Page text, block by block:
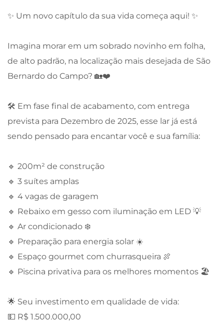
✨ Um novo capítulo da sua vida começa aqui! ✨
Imagina morar em um sobrado novinho em folha,
de alto padrão, na localização mais desejada de São
Bernardo do Campo? 🏡❤️
🛠️ Em fase final de acabamento, com entrega
prevista para Dezembro de 2025, esse lar já está
sendo pensado para encantar você e sua família:
🔹 200m² de construção
🔹 3 suítes amplas
🔹 4 vagas de garagem
🔹 Rebaixo em gesso com iluminação em LED 💡
🔹 Ar condicionado ❄️
🔹 Preparação para energia solar ☀️
🔹 Espaço gourmet com churrasqueira 🍖
🔹 Piscina privativa para os melhores momentos 🏖️
🌟 Seu investimento em qualidade de vida:
💵 R$ 1.500.000,00